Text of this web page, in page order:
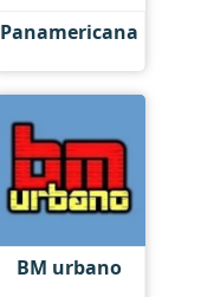
Panamericana
BM urbano